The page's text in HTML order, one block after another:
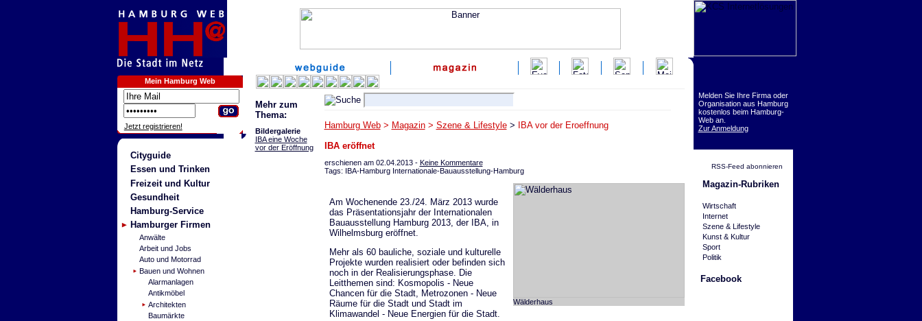
Mein Hamburg Web
Jetzt registrieren!
Cityguide
Essen und Trinken
Freizeit und Kultur
Gesundheit
Hamburg-Service
Hamburger Firmen
Anwälte
Arbeit und Jobs
Auto und Motorrad
Bauen und Wohnen
Alarmanlagen
Antikmöbel
Architekten
Baumärkte
Mehr zum
Thema:
Bildergalerie
IBA eine Woche
vor der Eröffnung
Hamburg Web> Magazin> Szene & Lifestyle>
IBA vor der Eroeffnung
IBA eröffnet
erschienen am 02.04.2013 - Keine Kommentare
Tags: IBA-Hamburg Internationale-Bauausstellung-Hamburg
Wälderhaus
Am Wochenende 23./24. März 2013 wurde
das Präsentationsjahr der Internationalen
Bauausstellung Hamburg 2013, der IBA, in
Wilhelmsburg eröffnet.
Mehr als 60 bauliche, soziale und kulturelle
Projekte wurden realisiert oder befinden sich
noch in der Realisierungsphase. Die
Leitthemen sind: Kosmopolis - Neue
Chancen für die Stadt, Metrozonen - Neue
Räume für die Stadt und Stadt im
Klimawandel - Neue Energien für die Stadt.
Melden Sie Ihre Firma oder
Organisation aus Hamburg
kostenlos beim Hamburg-
Web an.
Zur Anmeldung
RSS-Feed abonnieren
Magazin-Rubriken
Wirtschaft
Internet
Szene & Lifestyle
Kunst & Kultur
Sport
Politik
Facebook